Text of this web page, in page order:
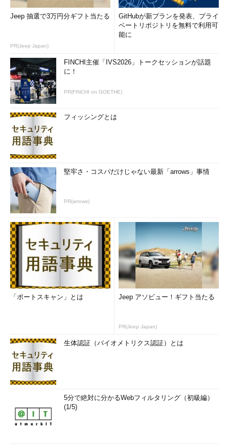
Jeep 抽選で3万円分ギフト当たる
PR(Jeep Japan)
GitHubが新プランを発表、プライ
ベートリポジトリを無料で利用可
能に
FINCHI主催「IVS2026」トークセッションが話題
に！
PR(FINCHI on GOETHE)
フィッシングとは
堅牢さ・コスパだけじゃない最新「arrows」事情
PR(arrows)
「ポートスキャン」とは Jeep アソビュー！ギフト当たる
PR(Jeep Japan)
生体認証（バイオメトリクス認証）とは
5分で絶対に分かるWebフィルタリング（初級編）
(1/5)